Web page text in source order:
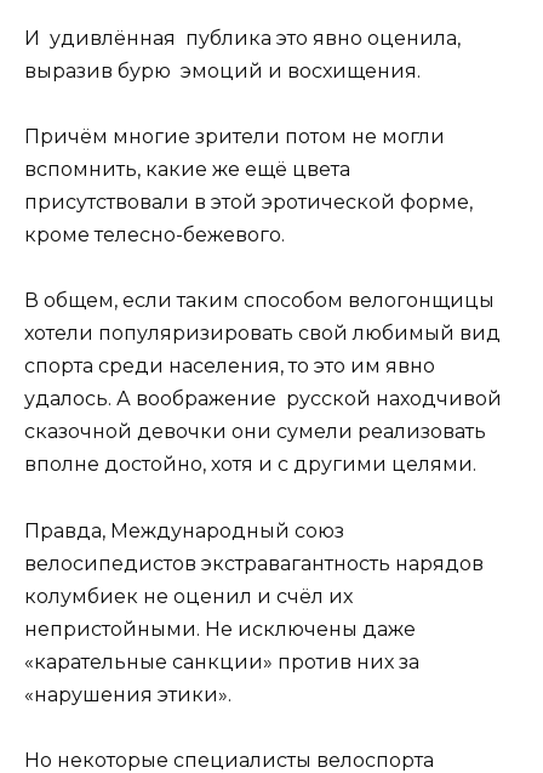
И удивлённая публика это явно оценила,
выразив бурю эмоций и восхищения.
Причём многие зрители потом не могли
вспомнить, какие же ещё цвета
присутствовали в этой эротической форме,
кроме телесно-бежевого.
В общем, если таким способом велогонщицы
хотели популяризировать свой любимый вид
спорта среди населения, то это им явно
удалось. А воображение русской находчивой
сказочной девочки они сумели реализовать
вполне достойно, хотя и с другими целями.
Правда, Международный союз
велосипедистов экстравагантность нарядов
колумбиек не оценил и счёл их
непристойными. Не исключены даже
«карательные санкции» против них за
«нарушения этики».
Но некоторые специалисты велоспорта